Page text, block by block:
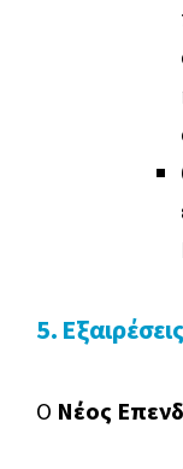
5. Εξαιρέσεις
Ο Νέος